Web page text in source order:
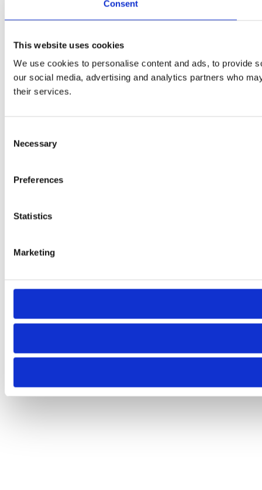
Consent
This website uses cookies
We use cookies to personalise content and ads, to provide
our social media, advertising and analytics partners who
their services.
Selection
Necessary
Preferences
Statistics
Marketing